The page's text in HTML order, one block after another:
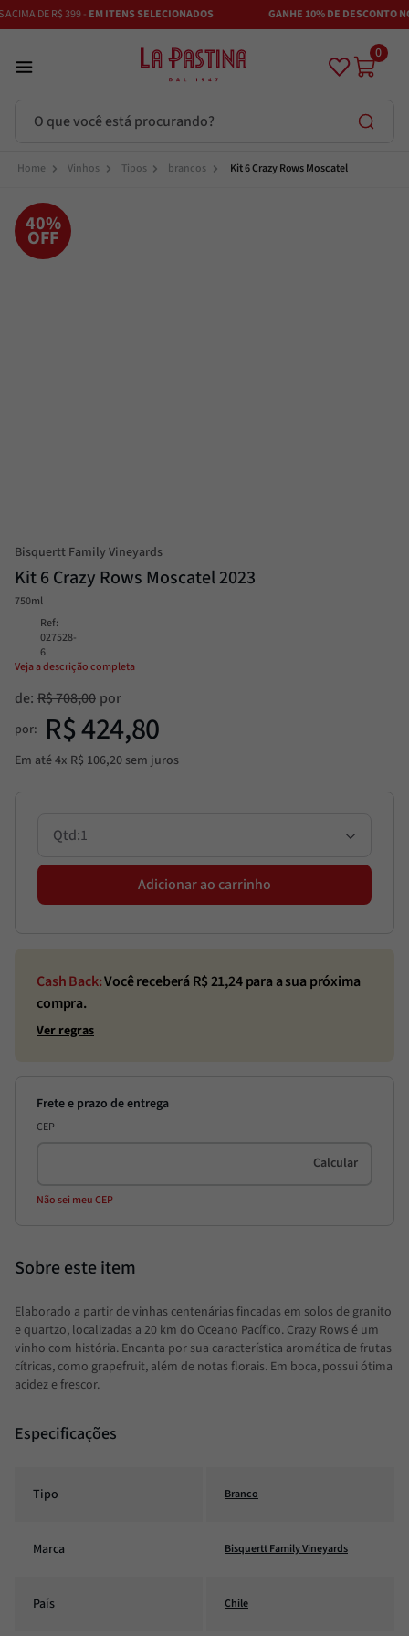
DE R$ 399 -EM ITENS SELECIONADOS GANHE 10% DE DESCONTO NO
0
Vinhos Tipos brancos Kit 6 Crazy Rows Moscatel
40%
OFF
Bisquertt Family Vineyards
Kit 6 Crazy Rows Moscatel 2023
750ml
Ref:
027528-
6
Veja a descrição completa
de: R$708,00
por: R$424,80
Em até4x R$ 106,20 sem juros
1
Adicionar ao carrinho
Cash Back:Você receberá R$21,24para a sua próxima
compra.
Ver regras
CEP
Não sei meu CEP
Elaborado a partir de vinhas centenárias fincadas em solos de granito
e quartzo, localizadas a 20 km do Oceano Pacífico. Crazy Rows é um
vinho com história. Encanta por sua característica aromática de frutas
cítricas, como grapefruit, além de notas florais. Em boca, possui ótima
acidez e frescor.
Especificações
Tipo Branco
Marca Bisquertt Family Vineyards
País Chile
Termos mais buscados
1º Azeite
2º Vinhos